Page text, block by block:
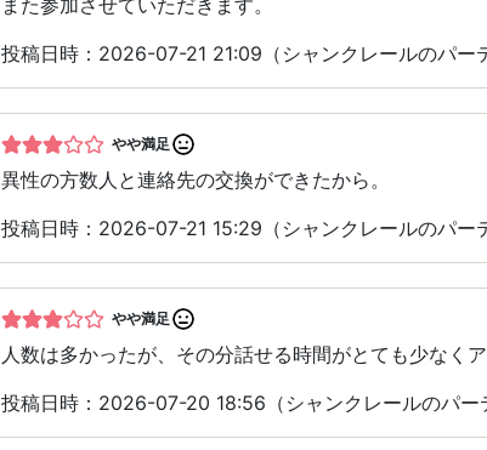
投稿日時：2026-07-21 21:09（シャンクレールのパー
やや満足
異性の方数人と連絡先の交換ができたから。
投稿日時：2026-07-21 15:29（シャンクレールのパー
やや満足
人数は多かったが、その分話せる時間がとても少なく
投稿日時：2026-07-20 18:56（シャンクレールのパー